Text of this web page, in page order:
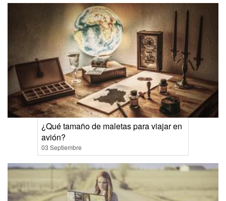
¿Qué tamaño de maletas para viajar en
avión?
03 Septiembre